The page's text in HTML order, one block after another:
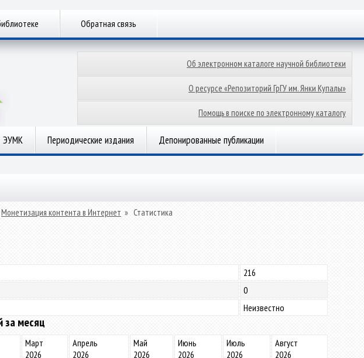
Обратная связь
Об электронном каталоге научной библиотеки
О ресурсе «Репозиторий ГрГУ им. Янки Купалы»
Помощь в поиске по электронному каталогу
ЭУМК Периодические издания Депонированные публикации
Монетизация контента в Интернет » Статистика
216
0
Неизвестно
за месяц
Март
2026
Апрель
2026
Май
2026
Июнь
2026
Июль
2026
Август
2026